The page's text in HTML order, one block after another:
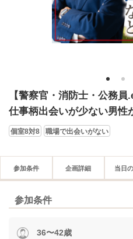
1 2
【警察官・消防士・公務員
仕事柄出会いが少ない男
個室8対8 職場で出会いがない
参加条件 企画詳細 当日
参加条件
36〜42歳